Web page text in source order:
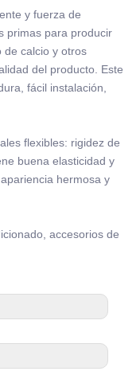
y fuerza de
primas para producir
de calcio y otros
del producto. Este
fácil instalación,
flexibles: rigidez de
buena elasticidad y
hermosa y
accesorios de